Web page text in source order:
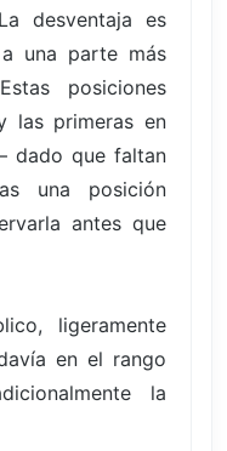
desventaja es
una parte más
posiciones
las primeras en
dado que faltan
una posición
antes que
ligeramente
en el rango
la